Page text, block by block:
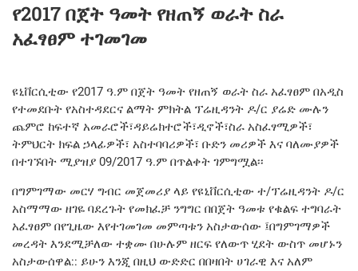
የ2017 በጀት ዓመት የዘጠኝ ወራት ስራ
አፈፃፀም ተገመገመ
ዩኒቨርሲቲው የ2017 ዓ.ም በጀት ዓመት የዘጠኝ ወራት ስራ አፈፃፀም በአዲስ
የተመደቡት የአስተዳደርና ልማት ምክትል ፕሬዚዳንት ዶ/ር ያሬድ ሙሉን
ጨምሮ ከፍተኛ አመራሮች፣ዳይሬክተሮች፣ዲኖች፣ስራ አስፈፃሚዎች፣
ትምህርት ክፍል ኃላፊዎች፣ አስተባባሪዎች፣ ቡድን መሪዎች እና ባለሙያዎች
በተገኙበት ሚያዝያ 09/2017 ዓ.ም በጥልቀት ገምግሟል፡፡
በግምገማው መርሃ ግብር መጀመሪያ ላይ የዩኒቨርሲቲው ተ/ፕሬዚዳንት ዶ/ር
አስማማው ዘገዬ ባደረጉት የመክፈቻ ንግግር በበጀት ዓመቱ የቁልፍ ተግባራት
አፈፃፀም በየጊዜው እየተገመገመ መምጣቱን አስታውሰው ፤በግምገማዎች
መረዳት እንደሚቻለው ተቋሙ በሁሉም ዘርፍ የለውጥ ሂደት ውስጥ መሆኑን
አስታውሰዋል:: ይሁን እንጂ በዚህ ውድድር በበዛበት ሀገራዊ እና አለም